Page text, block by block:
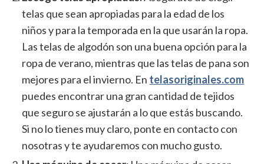
telas que sean apropiadas para la edad de los
niños y para la temporada en la que usarán la ropa.
Las telas de algodón son una buena opción para la
ropa de verano, mientras que las telas de pana son
mejores para el invierno. En telasoriginales.com
puedes encontrar una gran cantidad de tejidos
que seguro se ajustarán a lo que estás buscando.
Si no lo tienes muy claro, ponte en contacto con
nosotras y te ayudaremos con mucho gusto.